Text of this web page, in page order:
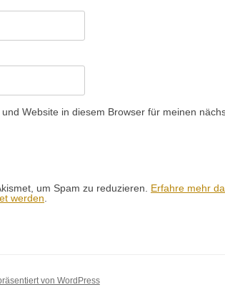
Website in diesem Browser für meinen
um Spam zu reduzieren. Erfahre mehr
werden
von WordPress